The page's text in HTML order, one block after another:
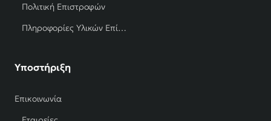
Πολιτική Επιστροφών
Πληροφορίες Υλικών Επίπλων
Υποστήριξη
Επικοινωνία